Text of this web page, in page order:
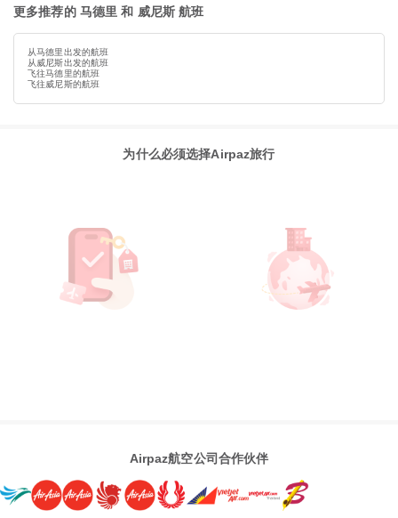
更多推荐的 马德里 和 威尼斯 航班
从马德里出发的航班
从威尼斯出发的航班
飞往马德里的航班
飞往威尼斯的航班
为什么必须选择Airpaz旅行
Airpaz航空公司合作伙伴